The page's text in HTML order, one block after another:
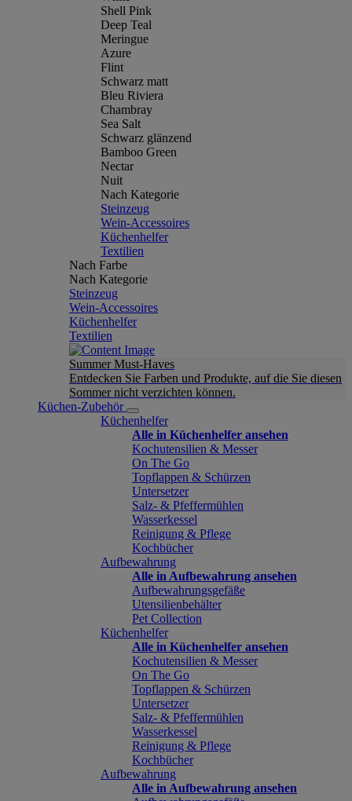
Shell Pink
Deep Teal
Meringue
Azure
Flint
Schwarz matt
Bleu Riviera
Chambray
Sea Salt
Schwarz glänzend
Bamboo Green
Nectar
Nuit
Nach Kategorie
Steinzeug
Wein-Accessoires
Küchenhelfer
Textilien
Nach Farbe
Nach Kategorie
Steinzeug
Wein-Accessoires
Küchenhelfer
Textilien
Summer Must-Haves
Entdecken Sie Farben und Produkte, auf die Sie diesen
Sommer nicht verzichten können.
Küchen-Zubehör
Küchenhelfer
Alle in Küchenhelfer ansehen
Kochutensilien & Messer
On The Go
Topflappen & Schürzen
Untersetzer
Salz- & Pfeffermühlen
Wasserkessel
Reinigung & Pflege
Kochbücher
Aufbewahrung
Alle in Aufbewahrung ansehen
Aufbewahrungsgefäße
Utensilienbehälter
Pet Collection
Küchenhelfer
Alle in Küchenhelfer ansehen
Kochutensilien & Messer
On The Go
Topflappen & Schürzen
Untersetzer
Salz- & Pfeffermühlen
Wasserkessel
Reinigung & Pflege
Kochbücher
Aufbewahrung
Alle in Aufbewahrung ansehen